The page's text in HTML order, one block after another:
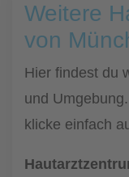
Weitere
von
Hier findest du
und
klicke einfach